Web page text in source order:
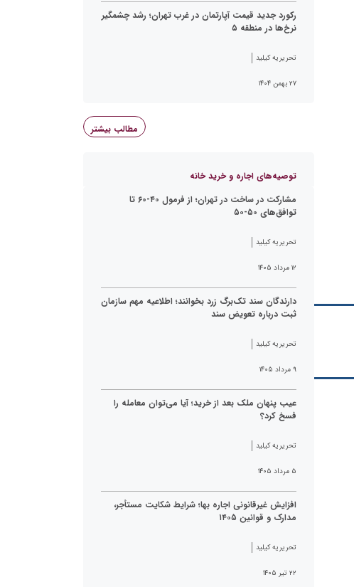
رکورد جدید قیمت آپارتمان در غرب تهران؛ رشد چشمگیر
نرخ‌ها در منطقه ۵
تحریریه کیلید
۲۷ بهمن ۱۴۰۴
مطالب بیشتر
توصیه‌های اجاره و خرید خانه
مشارکت در ساخت در تهران؛ از فرمول ۴۰-۶۰ تا
توافق‌های ۵۰-۵۰
تحریریه کیلید
۱۲ مرداد ۱۴۰۵
دارندگان سند تک‌برگ زرد بخوانند؛ اطلاعیه مهم سازمان
ثبت درباره تعویض سند
تحریریه کیلید
۹ مرداد ۱۴۰۵
عیب پنهان ملک بعد از خرید؛ آیا می‌توان معامله را
فسخ کرد؟
تحریریه کیلید
۵ مرداد ۱۴۰۵
افزایش غیرقانونی اجاره بها؛ شرایط شکایت مستأجر،
مدارک و قوانین ۱۴۰۵
تحریریه کیلید
۲۲ تیر ۱۴۰۵